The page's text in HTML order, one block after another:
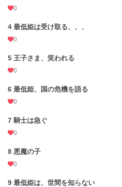
お気に入り
24h.ポイント 0 pt
文字数
更新日時 2023.02.14 23:10
2023.02.14 23:12
月間ポイント
年間ポイント
累計ポイント
0
4 最低姫は受け取る、、、
0
5 王子さま、笑われる
0
6 最低姫、国の危機を語る
0
7 騎士は急ぐ
0
8 悪魔の子
0
9 最低姫は、世間を知らない